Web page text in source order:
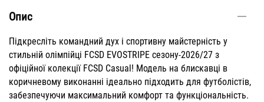
Опис
Підкресліть командний дух і спортивну майстерність у
стильній олімпійці FCSD EVOSTRIPE сезону-2026/27 з
офіційної колекції FCSD Casual! Модель на блискавці в
коричневому виконанні ідеально підходить для футболістів,
забезпечуючи максимальний комфорт та функціональність.